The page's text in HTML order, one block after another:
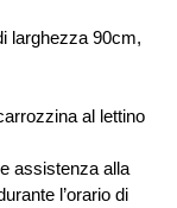
larghezza 90cm,
al lettino
assistenza alla
l’orario di